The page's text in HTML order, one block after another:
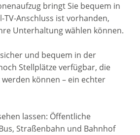
bringt Sie bequem in
TV-Anschluss ist vorhanden,
Unterhaltung wählen können.
und bequem in der
Stellplätze verfügbar, die
können – ein echter
lassen: Öffentliche
Straßenbahn und Bahnhof